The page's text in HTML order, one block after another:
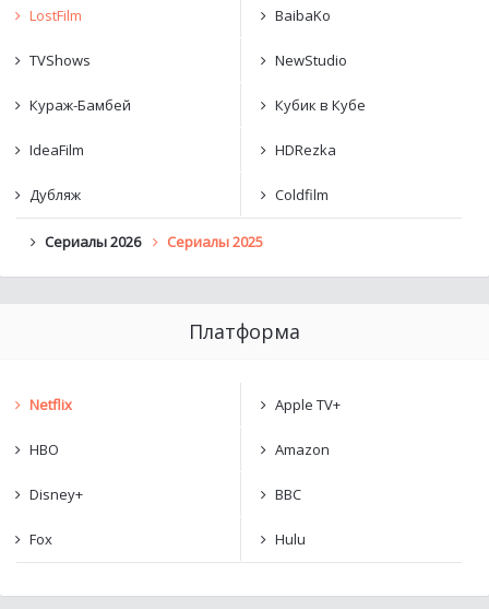
LostFilm BaibaKo
TVShows NewStudio
Кураж-Бамбей Кубик в Кубе
IdeaFilm HDRezka
Дубляж Coldfilm
Сериалы 2026 Сериалы 2025
Платформа
Netflix Apple TV+
HBO Amazon
Disney+ BBC
Fox Hulu